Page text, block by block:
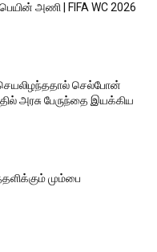
அணி | FIFA WC 2026
செயலிழந்ததால் செல்போன்
அரசு பேருந்தை இயக்கிய
மும்பை